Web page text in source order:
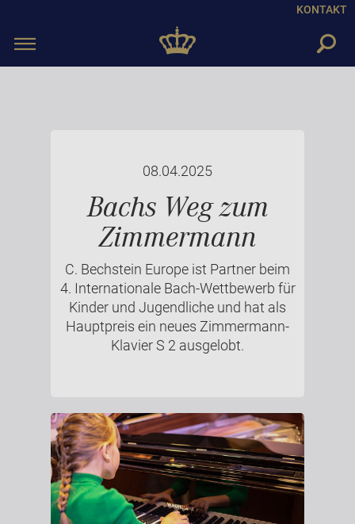
KONTAKT
Toggle
08.04.2025
Bachs Weg zum
Zimmermann
C. Bechstein Europe ist Partner beim
4. Internationale Bach-Wettbewerb für
Kinder und Jugendliche und hat als
Hauptpreis ein neues Zimmermann-
Klavier S 2 ausgelobt.